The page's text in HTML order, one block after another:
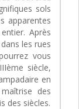
sols
apparentes
Après
les rues
vous
siècle,
en
des
des siècles.